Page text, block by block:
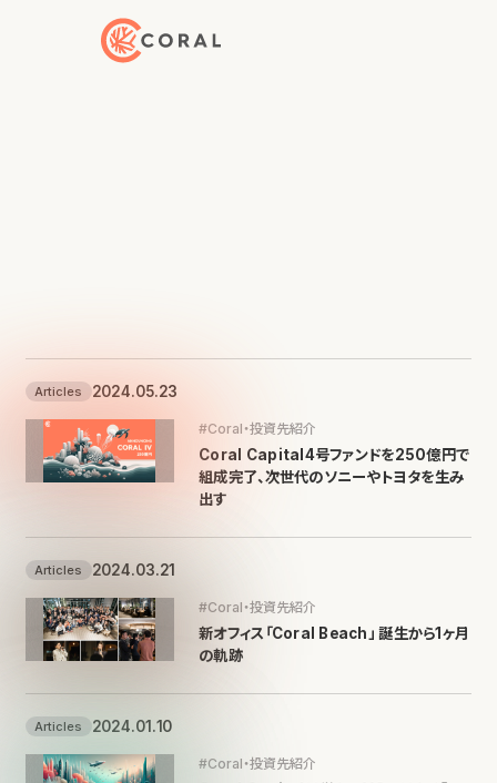
トップページへ戻る
Articles 2024.05.23
#Coral・投資先紹介
Coral Capital4号ファンドを250億円で
組成完了、次世代のソニーやトヨタを生み
出す
Articles 2024.03.21
#Coral・投資先紹介
新オフィス「Coral Beach」 誕生から1ヶ月
の軌跡
Articles 2024.01.10
#Coral・投資先紹介